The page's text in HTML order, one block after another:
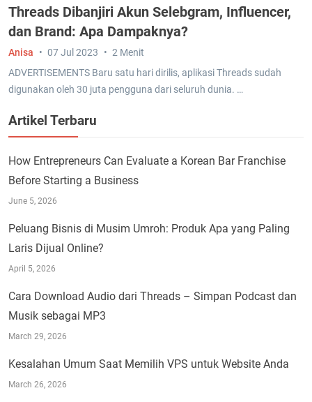
Threads Dibanjiri Akun Selebgram, Influencer,
dan Brand: Apa Dampaknya?
ADVERTISEMENTS Baru satu hari dirilis, aplikasi Threads sudah
digunakan oleh 30 juta pengguna dari seluruh dunia. …
Anisa 07 Jul 2023 2 Menit
Artikel Terbaru
How Entrepreneurs Can Evaluate a Korean Bar Franchise
Before Starting a Business
June 5, 2026
Peluang Bisnis di Musim Umroh: Produk Apa yang Paling
Laris Dijual Online?
April 5, 2026
Cara Download Audio dari Threads – Simpan Podcast dan
Musik sebagai MP3
March 29, 2026
Kesalahan Umum Saat Memilih VPS untuk Website Anda
March 26, 2026